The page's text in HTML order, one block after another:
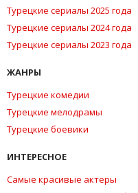
Турецкие сериалы 2025 года
Турецкие сериалы 2024 года
Турецкие сериалы 2023 года
ЖАНРЫ
Турецкие комедии
Турецкие мелодрамы
Турецкие боевики
ИНТЕРЕСНОЕ
Самые красивые актеры